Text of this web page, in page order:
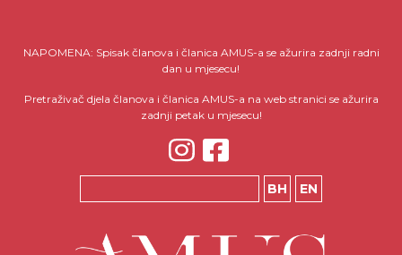
NAPOMENA: Spisak članova i članica AMUS-a se ažurira zadnji radni
dan u mjesecu!
Pretraživač djela članova i članica AMUS-a na web stranici se ažurira
zadnji petak u mjesecu!
BH EN